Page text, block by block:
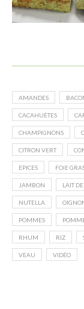
AMANDES
CACAHUÈTES
CHAMPIGNONS
CITRON VERT
EPICES FOIE
JAMBON LAIT
NUTELLA
POMMES
RHUM RIZ
VEAU VIDÉO